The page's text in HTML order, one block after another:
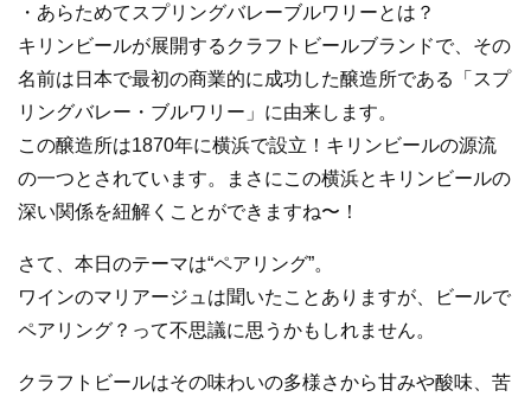
・あらためてスプリングバレーブルワリーとは？
キリンビールが展開するクラフトビールブランドで、その
名前は日本で最初の商業的に成功した醸造所である「スプ
リングバレー・ブルワリー」に由来します。
この醸造所は1870年に横浜で設立！キリンビールの源流
の一つとされています。まさにこの横浜とキリンビールの
深い関係を紐解くことができますね〜！
さて、本日のテーマは“ペアリング”。
ワインのマリアージュは聞いたことありますが、ビールで
ペアリング？って不思議に思うかもしれません。
クラフトビールはその味わいの多様さから甘みや酸味、苦